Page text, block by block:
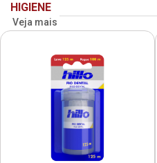
HIGIENE
Veja mais